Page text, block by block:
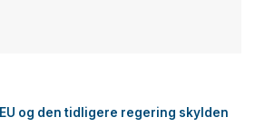
og den tidligere regering skylden